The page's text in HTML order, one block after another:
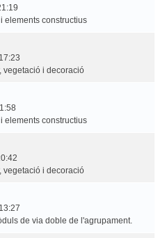
elements constructius
vegetació i decoració
elements constructius
vegetació i decoració
de via doble de l'agrupament.